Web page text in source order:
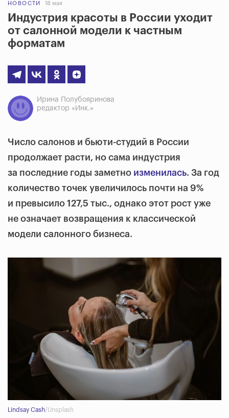
НОВОСТИ 18 мая
Индустрия красоты в России уходит
от салонной модели к частным
форматам
Ирина Полубояринова
редактор «Инк.»
Число салонов и бьюти-студий в России
продолжает расти, но сама индустрия
за последние годы заметно изменилась. За год
количество точек увеличилось почти на 9%
и превысило 127,5 тыс., однако этот рост уже
не означает возвращения к классической
модели салонного бизнеса.
Lindsay Cash/Unsplash